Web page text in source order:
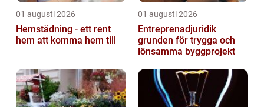
01 augusti 2026
Hemstädning - ett rent
hem att komma hem till
01 augusti 2026
Entreprenadjuridik
grunden för trygga och
lönsamma byggprojekt